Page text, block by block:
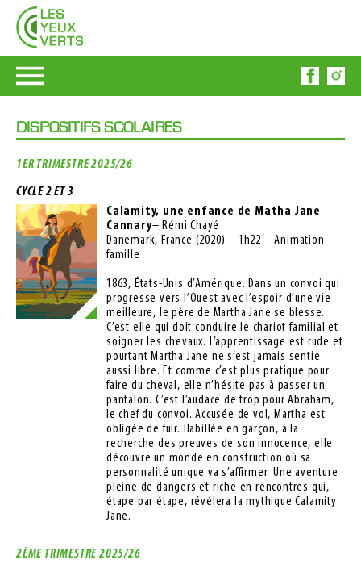
DISPOSITIFS SCOLAIRES
1ER TRIMESTRE 2025/26
CYCLE 2 ET 3
Calamity, une enfance de Matha Jane
Cannary– Rémi Chayé
Danemark, France (2020) – 1h22 – Animation-
famille
1863, États-Unis d’Amérique. Dans un convoi qui
progresse vers l’Ouest avec l’espoir d’une vie
meilleure, le père de Martha Jane se blesse.
C’est elle qui doit conduire le chariot familial et
soigner les chevaux. L’apprentissage est rude et
pourtant Martha Jane ne s’est jamais sentie
aussi libre. Et comme c’est plus pratique pour
faire du cheval, elle n’hésite pas à passer un
pantalon. C’est l’audace de trop pour Abraham,
le chef du convoi. Accusée de vol, Martha est
obligée de fuir. Habillée en garçon, à la
recherche des preuves de son innocence, elle
découvre un monde en construction où sa
personnalité unique va s’affirmer. Une aventure
pleine de dangers et riche en rencontres qui,
étape par étape, révélera la mythique Calamity
Jane.
2ÈME TRIMESTRE 2025/26